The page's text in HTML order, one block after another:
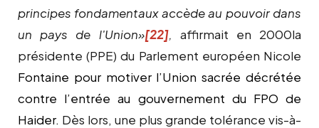
principes fondamentaux accède au pouvoir dans
un pays de l'Union»[22], affirmait en 2000la
présidente (PPE) du Parlement européen Nicole
Fontaine pour motiver l’Union sacrée décrétée
contre l’entrée au gouvernement du FPO de
Haider. Dès lors, une plus grande tolérance vis-à-